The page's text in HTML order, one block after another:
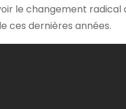
le changement radical
ces dernières années.